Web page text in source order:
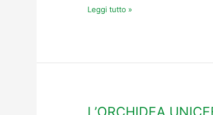
Leggi tutto »
L’ORCHIDEA
L’ORCHIDEA